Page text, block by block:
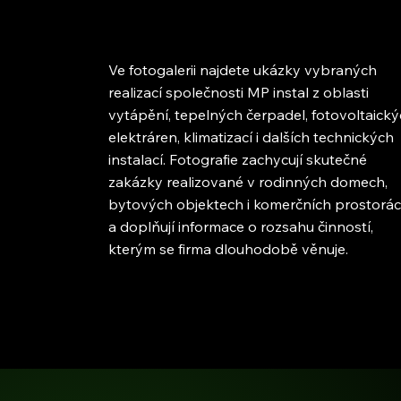
Ve fotogalerii najdete ukázky vybraných
realizací společnosti MP instal z oblasti
vytápění, tepelných čerpadel,
elektráren, klimatizací i dalších technických
instalací. Fotografie zachycují skutečné
zakázky realizované v rodinných domech,
bytových objektech i komerčních
a doplňují informace o rozsahu činností,
kterým se firma dlouhodobě věnuje.